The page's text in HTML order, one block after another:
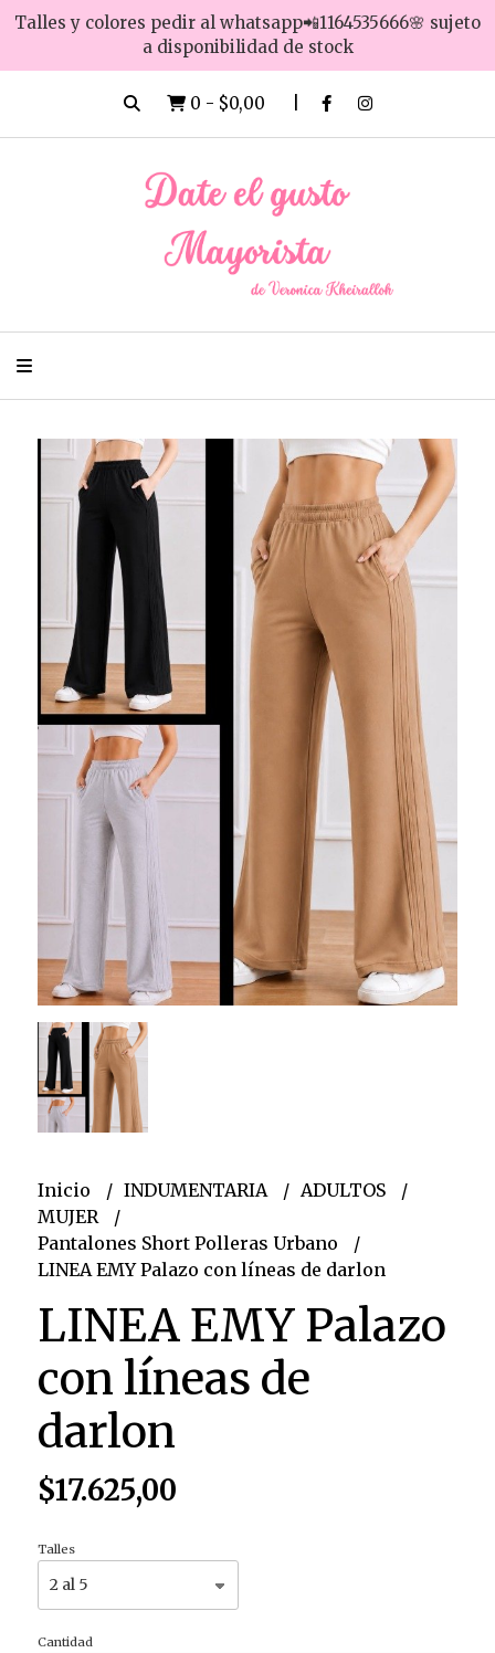
Talles y colores pedir al whatsapp📲1164535666🌸 sujeto
a disponibilidad de stock
0 - $0,00
Inicio INDUMENTARIA
ADULTOS
MUJER
Pantalones Short Polleras Urbano
LINEA EMY Palazo con líneas de darlon
LINEA EMY Palazo
con líneas de
darlon
$17.625,00
Talles
Cantidad